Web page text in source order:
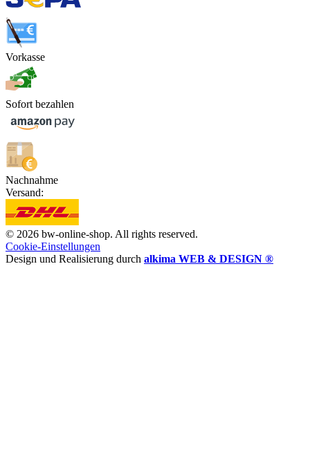
Vorkasse
Sofort bezahlen
Nachnahme
Versand:
© 2026 bw-online-shop. All rights reserved.
Cookie-Einstellungen
Design und Realisierung durch alkima WEB & DESIGN ®